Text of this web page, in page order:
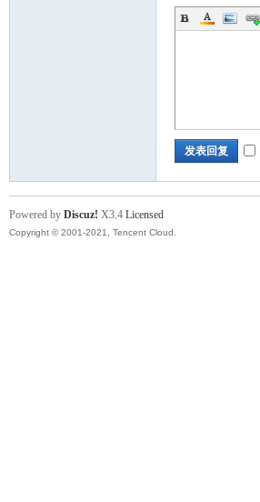
发表回复
Powered by Discuz! X3.4 Licensed
Copyright © 2001-2021, Tencent Cloud.